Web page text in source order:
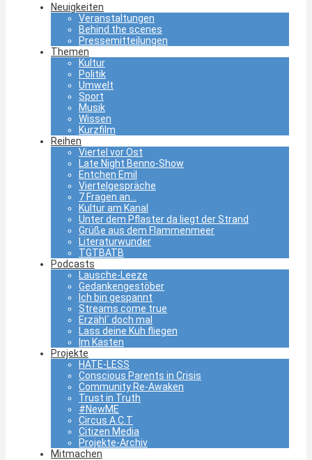
Neuigkeiten
Veranstaltungen
Behind the scenes
Pressemitteilungen
Themen
Kultur
Politik
Umwelt
Sport
Musik
Wissen
Kurzfilm
Reihen
Viertel vor Ost
Late Night Benno-Show
Entchen Emil
Viertelgespräche
7 Fragen an…
Kultur am Kanal
Unter dem Pflaster da liegt der Strand
Grüße aus dem Flammenmeer
Literaturwunder
TGTBATB
Podcasts
Lausche-Leeze
Gedankengestöber
Ich bin gespannt
Streams come true
Erzähl´ doch mal
Lass deine Kuh fliegen
Im Kasten
Projekte
HATE-LESS
Conscious Parents in Crisis
Community Re-Awaken
Trust in Truth
#NewME
Circus A.C.T
Citizen Media
Projekte-Archiv
Mitmachen